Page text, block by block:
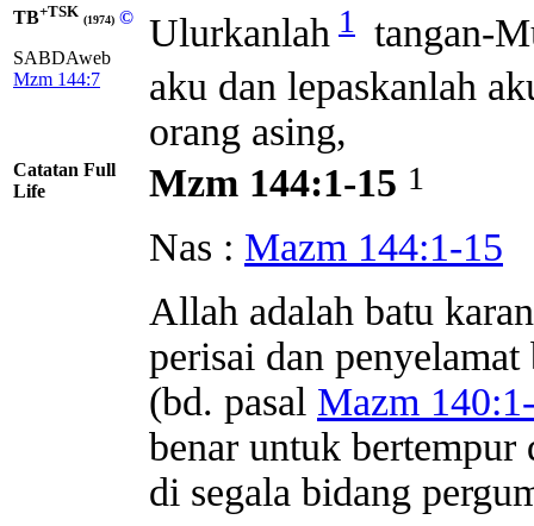
TB+TSK (1974) ©
SABDAweb
Mzm 144:7
Ulurkanlah 1
tangan-
aku dan lepaskanlah
orang asing,
Catatan Full
Life
Mzm 144:1-15 1
Nas : Mazm 144:1-15
Allah adalah batu
perisai dan
(bd. pasal Mazm
benar untuk
di segala bidang